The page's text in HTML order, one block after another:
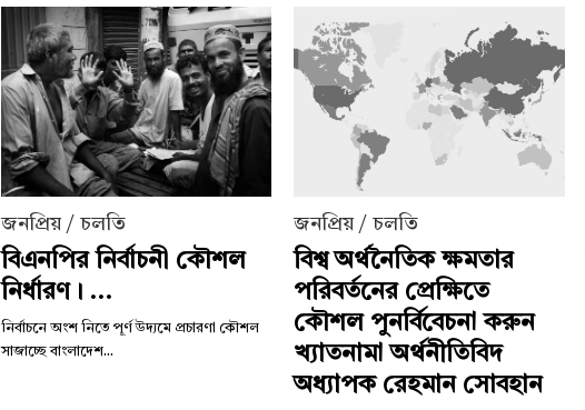
জনপ্রিয় / চলতি
বিএনপির নির্বাচনী কৌশল
নির্ধারণ। ...
নির্বাচনে অংশ নিতে পূর্ণ উদ্যমে প্রচারণা কৌশল
সাজাচ্ছে বাংলাদেশ...
জনপ্রিয় / চলতি
বিশ্ব অর্থনৈতিক ক্ষমতার
পরিবর্তনের প্রেক্ষিতে
কৌশল পুনর্বিবেচনা করুন
খ্যাতনামা অর্থনীতিবিদ
অধ্যাপক রেহমান সোবহান